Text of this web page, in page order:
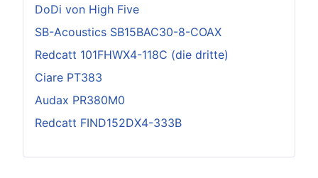
DoDi von High Five
SB-Acoustics SB15BAC30-8-COAX
Redcatt 101FHWX4-118C (die dritte)
Ciare PT383
Audax PR380M0
Redcatt FIND152DX4-333B